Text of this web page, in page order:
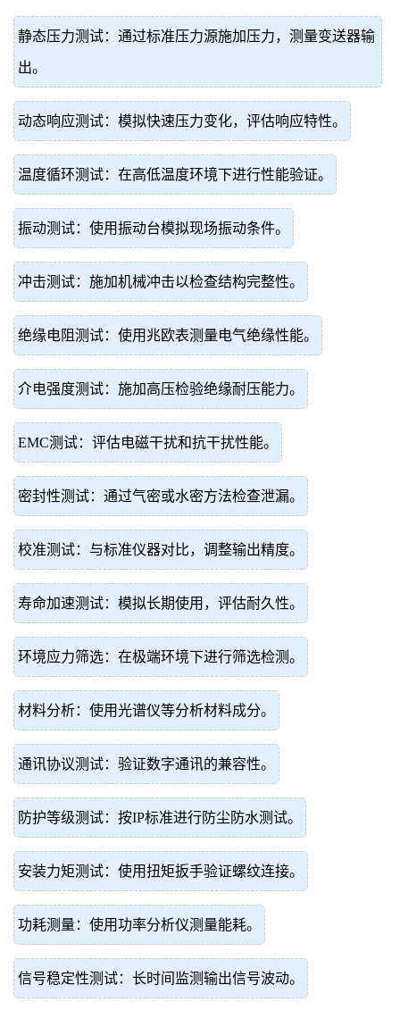
静态压力测试：通过标准压力源施加压力，测量变送器输
出。
动态响应测试：模拟快速压力变化，评估响应特性。
温度循环测试：在高低温度环境下进行性能验证。
振动测试：使用振动台模拟现场振动条件。
冲击测试：施加机械冲击以检查结构完整性。
绝缘电阻测试：使用兆欧表测量电气绝缘性能。
介电强度测试：施加高压检验绝缘耐压能力。
EMC测试：评估电磁干扰和抗干扰性能。
密封性测试：通过气密或水密方法检查泄漏。
校准测试：与标准仪器对比，调整输出精度。
寿命加速测试：模拟长期使用，评估耐久性。
环境应力筛选：在极端环境下进行筛选检测。
材料分析：使用光谱仪等分析材料成分。
通讯协议测试：验证数字通讯的兼容性。
防护等级测试：按IP标准进行防尘防水测试。
安装力矩测试：使用扭矩扳手验证螺纹连接。
功耗测量：使用功率分析仪测量能耗。
信号稳定性测试：长时间监测输出信号波动。